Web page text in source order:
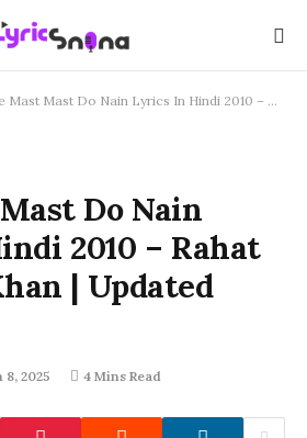
Mast Do Nain Lyrics In Hindi 2010 – Rahat Fateh Ali Khan | Updated 2025
Do Nain
2010 – Rahat
| Updated
2025 4 Mins Read